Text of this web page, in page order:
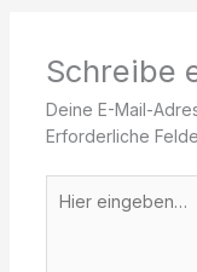
Schreibe
Deine E-Mail-
Erforderliche
eingeben…